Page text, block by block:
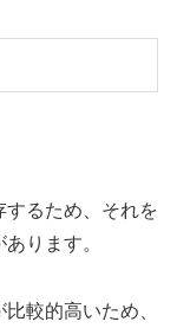
るため、それを
ります。
較的高いため、